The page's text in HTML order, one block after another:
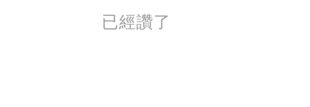
已經讚了